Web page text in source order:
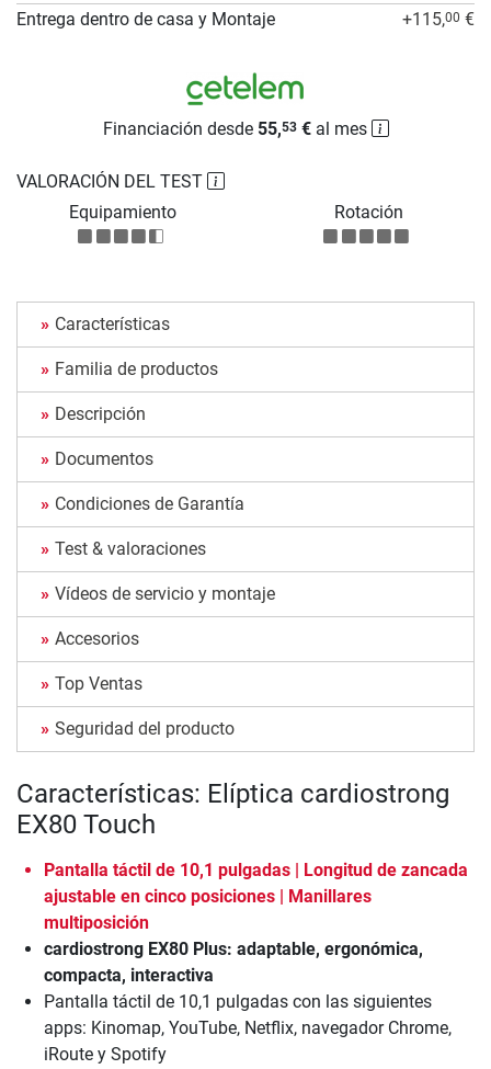
VALORACIÓN DEL TEST
Equipamiento
Rotación
Entrega dentro de casa y Montaje
+115,00 €
Financiación desde 55,53€al mes
Características
Familia de productos
Descripción
Documentos
Condiciones de Garantía
Test & valoraciones
Vídeos de servicio y montaje
Accesorios
Top Ventas
Seguridad del producto
Características: Elíptica cardiostrong
EX80 Touch
Pantalla táctil de 10,1 pulgadas | Longitud de zancada
ajustable en cinco posiciones | Manillares
multiposición
cardiostrong EX80 Plus: adaptable, ergonómica,
compacta, interactiva
Pantalla táctil de 10,1 pulgadas con las siguientes
apps: Kinomap, YouTube, Netflix, navegador Chrome,
iRoute y Spotify